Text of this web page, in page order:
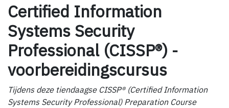
Certified Information
Systems Security
Professional (CISSP®) -
voorbereidingscursus
Tijdens deze tiendaagse CISSP® (Certified Information
Systems Security Professional) Preparation Course